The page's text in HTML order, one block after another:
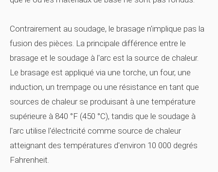
Contrairement au soudage, le brasage n'implique pas la
fusion des pièces. La principale différence entre le
brasage et le soudage à l'arc est la source de chaleur.
Le brasage est appliqué via une torche, un four, une
induction, un trempage ou une résistance en tant que
sources de chaleur se produisant à une température
supérieure à 840 °F (450 °C), tandis que le soudage à
l'arc utilise l'électricité comme source de chaleur
atteignant des températures d'environ 10 000 degrés
Fahrenheit.